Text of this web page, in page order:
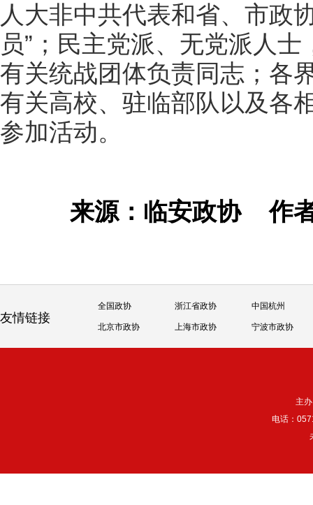
人大非中共代表和省、市政
员”；民主党派、无党派人
有关统战团体负责同志；各
有关高校、驻临部队以及各
参加活动。
来源：临安政协作
友情链接
全国政协 浙江省政协 中国杭州
北京市政协 上海市政协 宁波市政协
主
电话：